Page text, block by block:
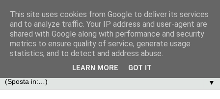
▼
This site uses cookies from Google to deliver its services
and to analyze traffic. Your IP address and user-agent are
shared with Google along with performance and security
metrics to ensure quality of service, generate usage
statistics, and to detect and address abuse.
LEARN MORE GOT IT